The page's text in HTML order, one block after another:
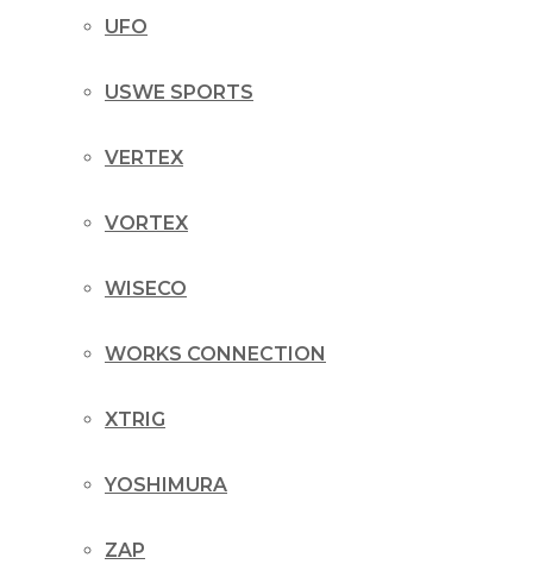
UFO
USWE SPORTS
VERTEX
VORTEX
WISECO
WORKS CONNECTION
XTRIG
YOSHIMURA
ZAP